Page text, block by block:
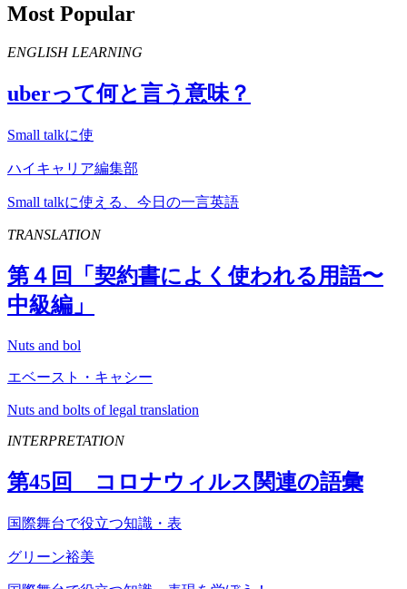
Most Popular
ENGLISH LEARNING
uberって何と言う意味？
Small talkに使
ハイキャリア編集部
Small talkに使える、今日の一言英語
TRANSLATION
第４回「契約書によく使われる用語〜
中級編」
Nuts and bol
エベースト・キャシー
Nuts and bolts of legal translation
INTERPRETATION
第45回 コロナウィルス関連の語彙
国際舞台で役立つ知識・表
グリーン裕美